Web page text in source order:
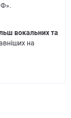
вокальних та
на